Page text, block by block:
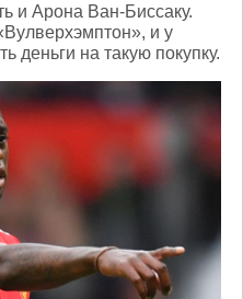
и Арона Ван-Биссаку.
и у
деньги на такую покупку.